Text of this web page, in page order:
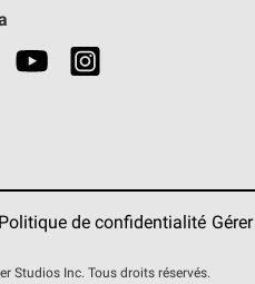
Politique de confidentialité
Studios Inc. Tous droits réservés.